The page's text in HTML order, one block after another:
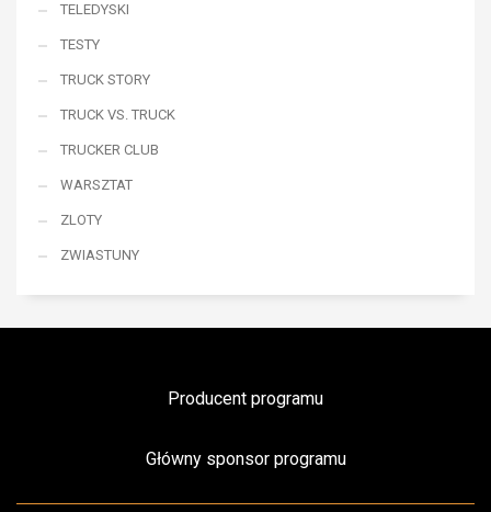
TELEDYSKI
TESTY
TRUCK STORY
TRUCK VS. TRUCK
TRUCKER CLUB
WARSZTAT
ZLOTY
ZWIASTUNY
Producent programu
Główny sponsor programu